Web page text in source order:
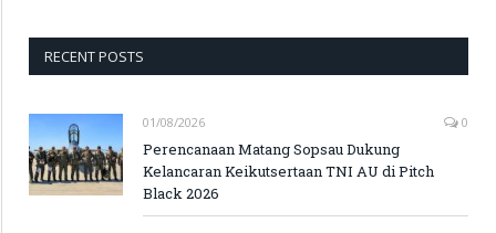
RECENT POSTS
01/08/2026 0
Perencanaan Matang Sopsau Dukung
Kelancaran Keikutsertaan TNI AU di Pitch
Black 2026